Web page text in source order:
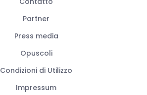
Partner
Press media
Opuscoli
Condizioni di Utilizzo
Impressum